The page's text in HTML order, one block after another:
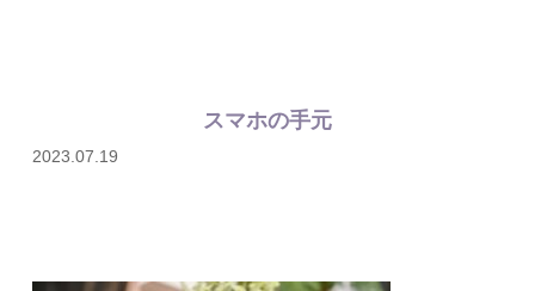
スマホの手元
2023.07.19